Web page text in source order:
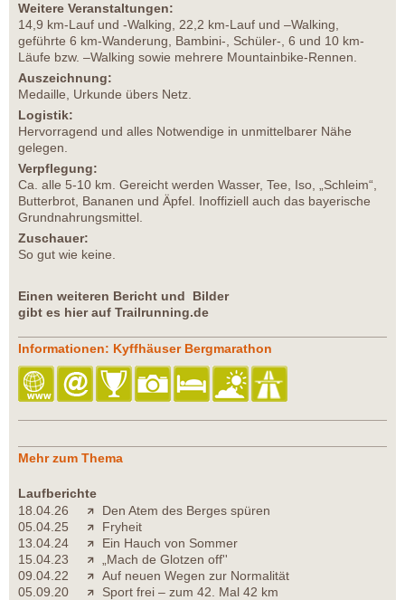
Weitere Veranstaltungen:
14,9 km-Lauf und -Walking, 22,2 km-Lauf und –Walking,
geführte 6 km-Wanderung, Bambini-, Schüler-, 6 und 10 km-
Läufe bzw. –Walking sowie mehrere Mountainbike-Rennen.
Auszeichnung:
Medaille, Urkunde übers Netz.
Logistik:
Hervorragend und alles Notwendige in unmittelbarer Nähe
gelegen.
Verpflegung:
Ca. alle 5-10 km. Gereicht werden Wasser, Tee, Iso, „Schleim“,
Butterbrot, Bananen und Äpfel. Inoffiziell auch das bayerische
Grundnahrungsmittel.
Zuschauer:
So gut wie keine.
Einen weiteren Bericht und Bilder
gibt es hier auf Trailrunning.de
Informationen: Kyffhäuser Bergmarathon
Mehr zum Thema
Laufberichte
18.04.26
Den Atem des Berges spüren
05.04.25
Fryheit
13.04.24
Ein Hauch von Sommer
15.04.23
„Mach de Glotzen off''
09.04.22
Auf neuen Wegen zur Normalität
05.09.20
Sport frei – zum 42. Mal 42 km